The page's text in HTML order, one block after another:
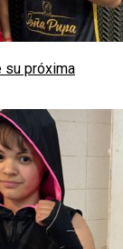
su próxima